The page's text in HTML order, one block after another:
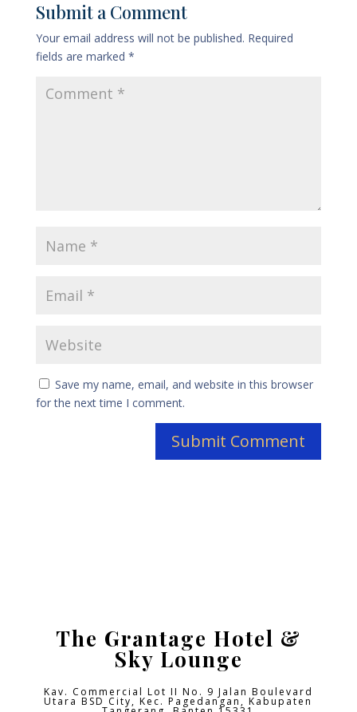
Submit a Comment
Your email address will not be published. Required
fields are marked *
Save my name, email, and website in this browser
for the next time I comment.
The Grantage Hotel &
Sky Lounge
Kav. Commercial Lot II No. 9 Jalan Boulevard
Utara BSD City,Kec. Pagedangan, Kabupaten